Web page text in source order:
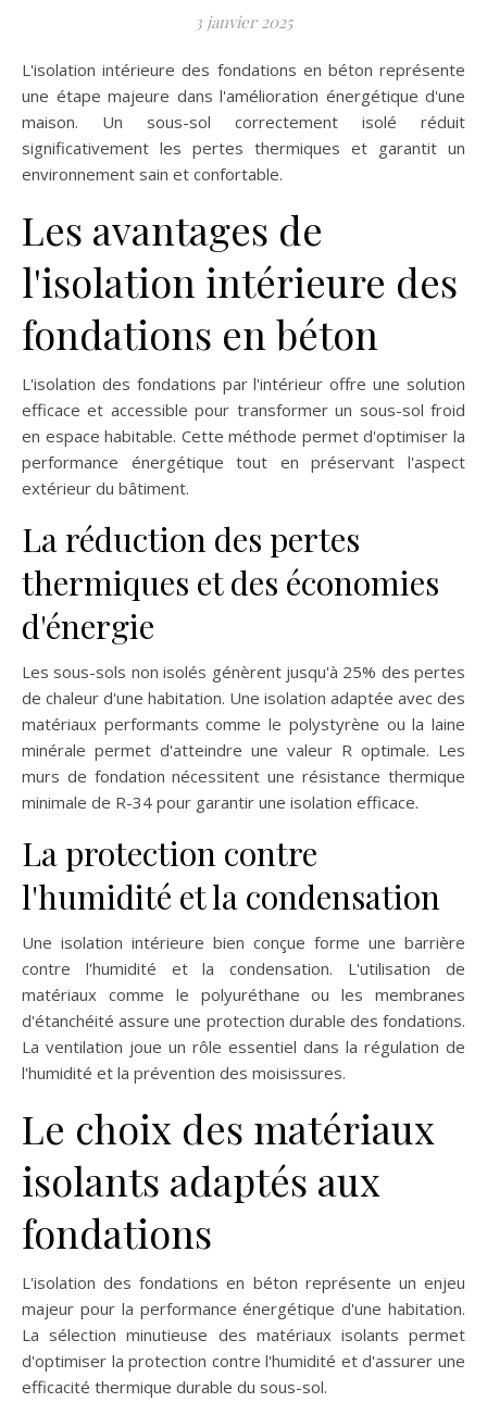
3 janvier 2025
L'isolation intérieure des fondations en béton représente
une étape majeure dans l'amélioration énergétique d'une
maison. Un sous-sol correctement isolé réduit
significativement les pertes thermiques et garantit un
environnement sain et confortable.
Les avantages de
l'isolation intérieure des
fondations en béton
L'isolation des fondations par l'intérieur offre une solution
efficace et accessible pour transformer un sous-sol froid
en espace habitable. Cette méthode permet d'optimiser la
performance énergétique tout en préservant l'aspect
extérieur du bâtiment.
La réduction des pertes
thermiques et des économies
d'énergie
Les sous-sols non isolés génèrent jusqu'à 25% des pertes
de chaleur d'une habitation. Une isolation adaptée avec des
matériaux performants comme le polystyrène ou la laine
minérale permet d'atteindre une valeur R optimale. Les
murs de fondation nécessitent une résistance thermique
minimale de R-34 pour garantir une isolation efficace.
La protection contre
l'humidité et la condensation
Une isolation intérieure bien conçue forme une barrière
contre l'humidité et la condensation. L'utilisation de
matériaux comme le polyuréthane ou les membranes
d'étanchéité assure une protection durable des fondations.
La ventilation joue un rôle essentiel dans la régulation de
l'humidité et la prévention des moisissures.
Le choix des matériaux
isolants adaptés aux
fondations
L'isolation des fondations en béton représente un enjeu
majeur pour la performance énergétique d'une habitation.
La sélection minutieuse des matériaux isolants permet
d'optimiser la protection contre l'humidité et d'assurer une
efficacité thermique durable du sous-sol.